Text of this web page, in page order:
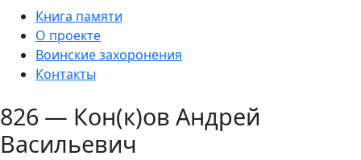
content
Книга памяти
О проекте
Воинские захоронения
Контакты
826 — Кон(к)ов Андрей
Васильевич